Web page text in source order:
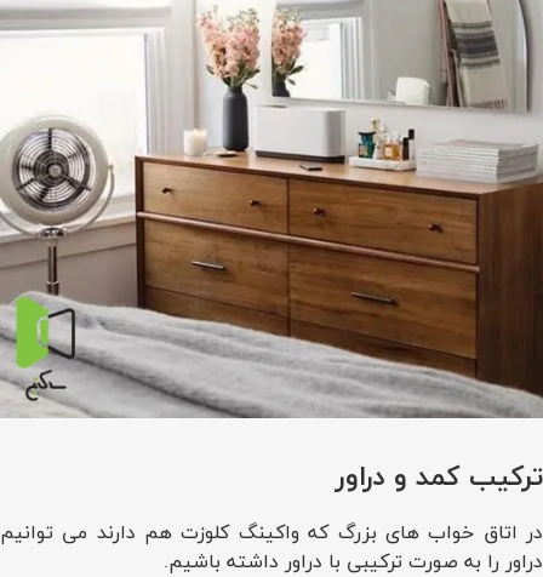
ترکیب کمد و دراور
در اتاق خواب های بزرگ که واکینگ کلوزت هم دارند می توانیم
دراور را به صورت ترکیبی با دراور داشته باشیم.